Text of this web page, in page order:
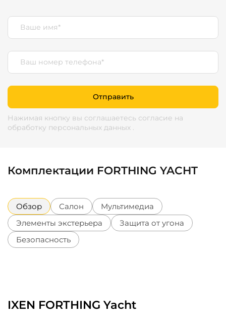
Отправить
Нажимая кнопку вы соглашаетесь согласие на
обработку персональных данных .
Комплектации FORTHING YACHT
Обзор Салон
Мультимедиа
Элементы экстерьера
Защита от угона
Безопасность
IXEN FORTHING Yacht